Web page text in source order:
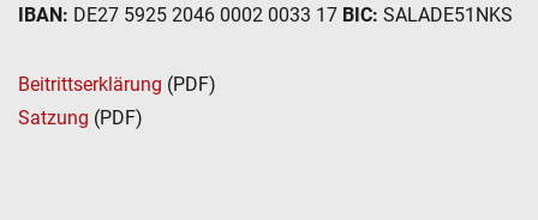
IBAN: DE27 5925 2046 0002 0033 17 BIC: SALADE51NKS
Beitrittserklärung (PDF)
Satzung (PDF)